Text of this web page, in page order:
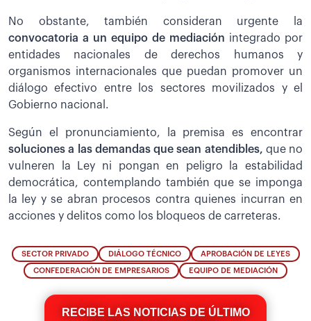
No obstante, también consideran urgente la
convocatoria a un equipo de mediación integrado por
entidades nacionales de derechos humanos y
organismos internacionales que puedan promover un
diálogo efectivo entre los sectores movilizados y el
Gobierno nacional.
Según el pronunciamiento, la premisa es encontrar
soluciones a las demandas que sean atendibles, que no
vulneren la Ley ni pongan en peligro la estabilidad
democrática, contemplando también que se imponga
la ley y se abran procesos contra quienes incurran en
acciones y delitos como los bloqueos de carreteras.
SECTOR PRIVADO DIÁLOGO TÉCNICO APROBACIÓN DE LEYES
CONFEDERACIÓN DE EMPRESARIOS EQUIPO DE MEDIACIÓN
RECIBE LAS NOTICIAS DE ÚLTIMO